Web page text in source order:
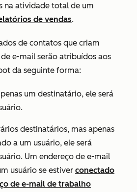
na atividade total de um
de vendas.
de contatos que criam
e-mail serão atribuídos aos
da seguinte forma:
um destinatário, ele será
destinatários, mas apenas
a um usuário, ele será
Um endereço de e-mail
usuário se estiver conectado
de e-mail de trabalho